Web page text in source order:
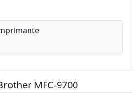
MFC-9700